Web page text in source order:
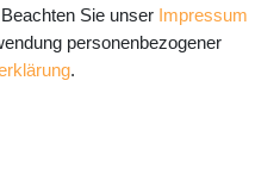
ich die
kann ich jederzeit
Sie unser Impressum
personenbezogener
.